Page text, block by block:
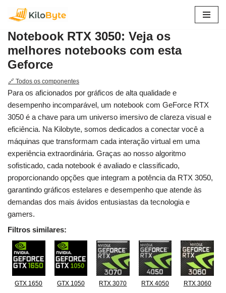
para
o
conteúdo
Notebook RTX 3050: Veja os
melhores notebooks com esta
Geforce
🔗 Todos os componentes
Para os aficionados por gráficos de alta qualidade e
desempenho incomparável, um notebook com GeForce RTX
3050 é a chave para um universo imersivo de clareza visual e
eficiência. Na Kilobyte, somos dedicados a conectar você a
máquinas que transformam cada interação virtual em uma
experiência extraordinária. Graças ao nosso algoritmo
sofisticado, cada notebook é avaliado e classificado,
proporcionando opções que integram a potência da RTX 3050,
garantindo gráficos estelares e desempenho que atende às
demandas dos mais ávidos entusiastas da tecnologia e
gamers.
Filtros similares:
GTX 1650 GTX 1050 RTX 3070 RTX 4050 RTX 3060